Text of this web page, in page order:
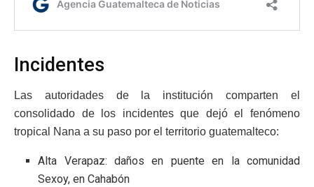
Incidentes
Las autoridades de la institución comparten el
consolidado de los incidentes que dejó el fenómeno
tropical Nana a su paso por el territorio guatemalteco:
Alta Verapaz: daños en puente en la comunidad
Sexoy, en Cahabón